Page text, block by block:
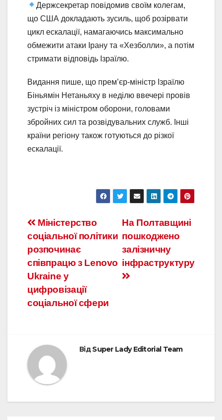
Держсекретар повідомив своїм колегам,
що США докладають зусиль, щоб розірвати
цикл ескалації, намагаючись максимально
обмежити атаки Ірану та «Хезболли», а потім
стримати відповідь Ізраїлю.
Видання пише, що прем’єр-міністр Ізраїлю
Біньямін Нетаньяху в неділю ввечері провів
зустріч із міністром оборони, головами
збройних сил та розвідувальних служб. Інші
країни регіону також готуються до різкої
ескалації.
На Полтавщині
пошкоджено
залізничну
інфраструктуру
Міністерство
соціальної політики
розпочинає
співпрацю з Lenovo
Ukraine у
цифровізації
соціальної сфери
ВідSuper Lady Editorial Team